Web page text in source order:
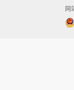
网